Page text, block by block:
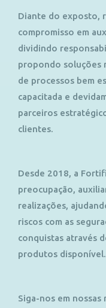
Diante do exposto,
compromisso em
dividindo
propondo soluções
de processos bem
capacitada e
parceiros
clientes.
Desde 2018, a
preocupação,
realizações,
riscos com as
conquistas através
produtos disponível.
Siga-nos em nossas